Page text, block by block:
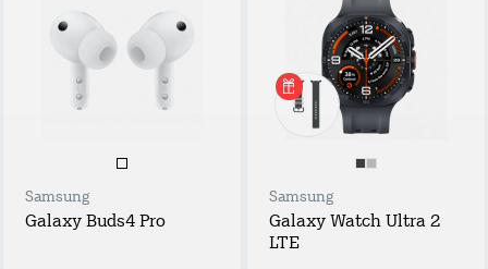
Samsung
Galaxy Buds4 Pro
Samsung
Galaxy Watch Ultra 2
LTE